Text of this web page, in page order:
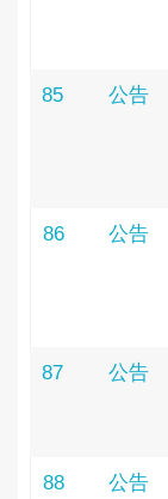
85 公告
86 公告
87 公告
88 公告